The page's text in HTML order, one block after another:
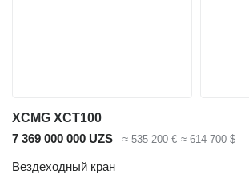
XCMG XCT100
7 369 000 000 UZS
≈ 535 200 € ≈ 614 700 $
Вездеходный кран